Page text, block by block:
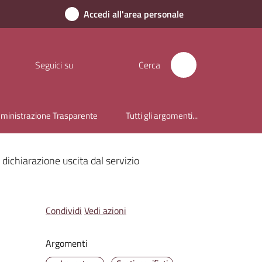
Accedi all'area personale
Seguici su Cerca
Trasparente Tutti gli argomenti...
uscita dal servizio
Condividi Vedi azioni
Argomenti